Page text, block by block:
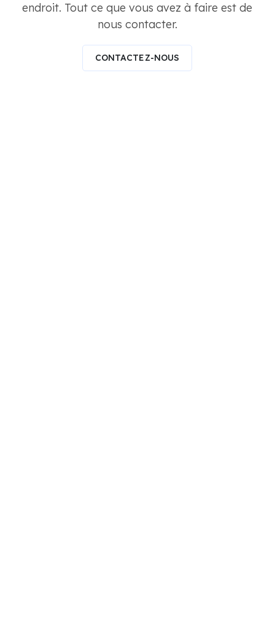
endroit. Tout ce que vous avez à faire est de
nous contacter.
CONTACTEZ-NOUS